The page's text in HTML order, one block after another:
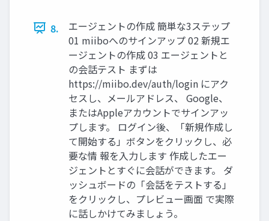
8.
エージェントの作成 簡単な3ステップ
01 miiboへのサインアップ 02 新規エ
ージェントの作成 03 エージェントと
の会話テスト まずは
https://miibo.dev/auth/login にアク
セスし、メールアドレス、 Google、
またはAppleアカウントでサインアッ
プします。 ログイン後、「新規作成し
て開始する」ボタンをクリックし、必
要な情 報を入力します 作成したエー
ジェントとすぐに会話ができます。 ダ
ッシュボードの「会話をテストする」
をクリックし、プレビュー画面 で実際
に話しかけてみましょう。